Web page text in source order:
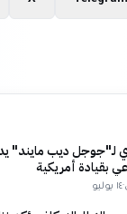
لـ"جوجل ديب مايند"
بقيادة أمريكية
·١٤ يوليو